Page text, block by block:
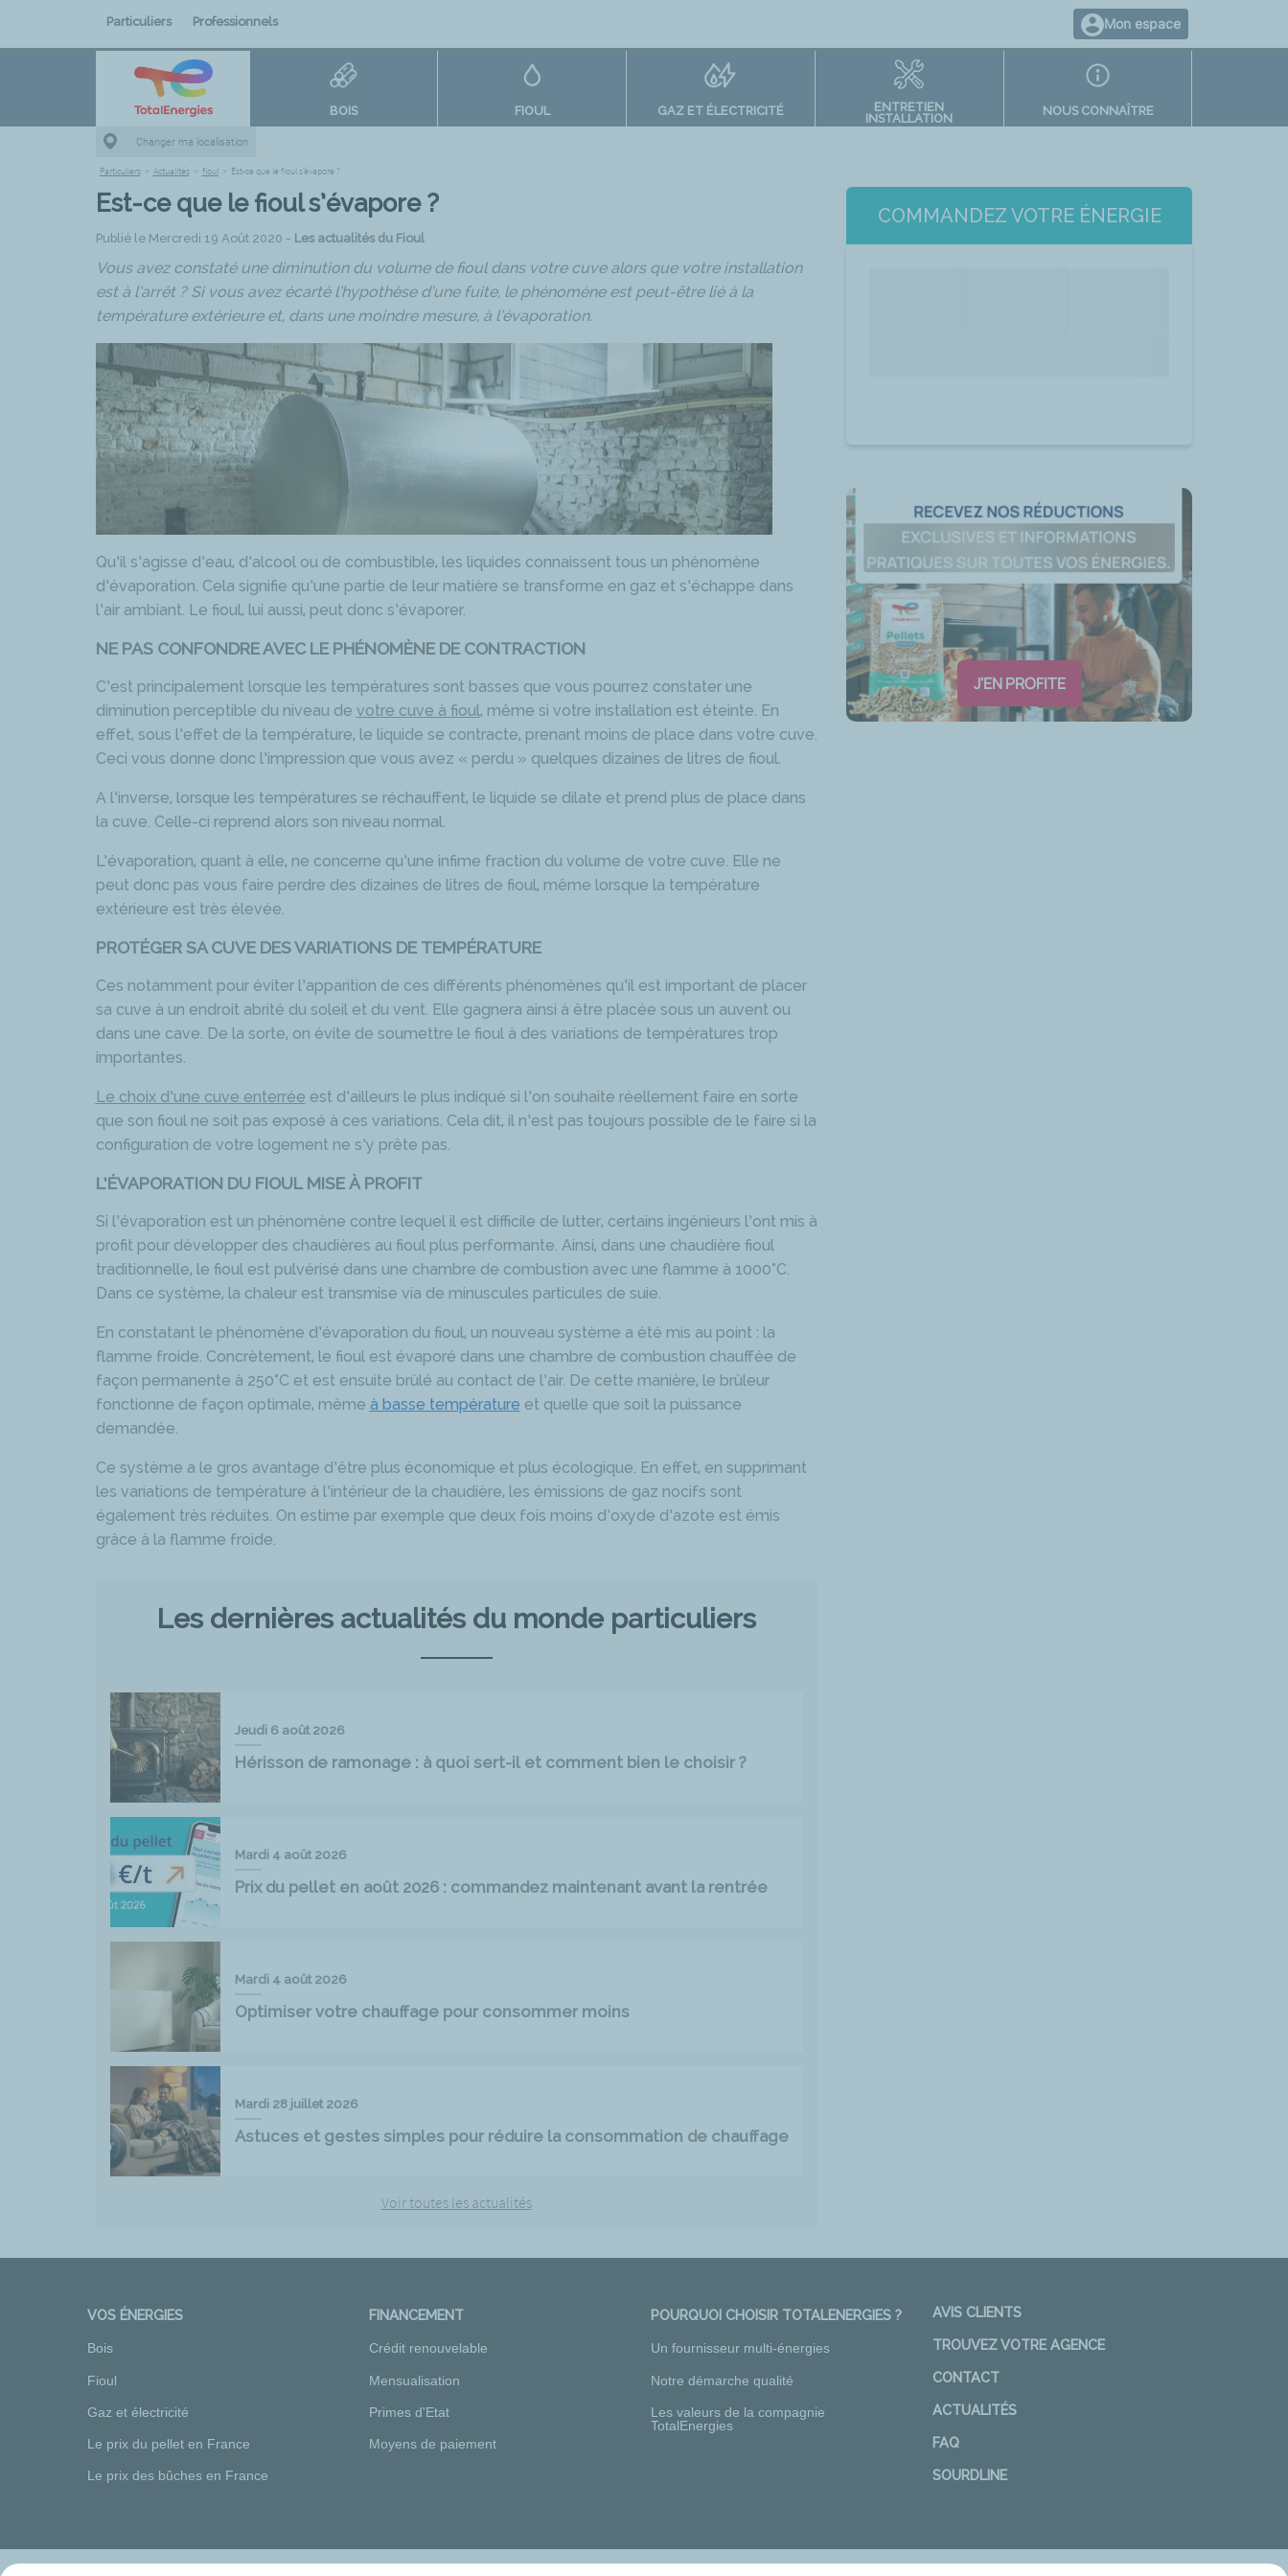
Particuliers Professionnels Mon espace
BOIS FIOUL GAZ ET ÉLECTRICITÉ
ENTRETIEN
INSTALLATION
NOUS CONNAÎTRE
Changer ma localisation
Particuliers > Actualités > fioul > Est-ce que le fioul s’évapore ?
Est-ce que le fioul s’évapore ?
Publié le Mercredi 19 Août 2020 - Les actualités du Fioul
Vous avez constaté une diminution du volume de fioul dans votre cuve alors que votre installation
est à l’arrêt ? Si vous avez écarté l’hypothèse d’une fuite, le phénomène est peut-être lié à la
température extérieure et, dans une moindre mesure, à l’évaporation.
Qu’il s’agisse d’eau, d’alcool ou de combustible, les liquides connaissent tous un phénomène
d’évaporation. Cela signifie qu’une partie de leur matière se transforme en gaz et s’échappe dans
l’air ambiant. Le fioul, lui aussi, peut donc s’évaporer.
NE PAS CONFONDRE AVEC LE PHÉNOMÈNE DE CONTRACTION
C’est principalement lorsque les températures sont basses que vous pourrez constater une
diminution perceptible du niveau de votre cuve à fioul, même si votre installation est éteinte. En
effet, sous l’effet de la température, le liquide se contracte, prenant moins de place dans votre cuve.
Ceci vous donne donc l’impression que vous avez « perdu » quelques dizaines de litres de fioul.
A l’inverse, lorsque les températures se réchauffent, le liquide se dilate et prend plus de place dans
la cuve. Celle-ci reprend alors son niveau normal.
L’évaporation, quant à elle, ne concerne qu’une infime fraction du volume de votre cuve. Elle ne
peut donc pas vous faire perdre des dizaines de litres de fioul, même lorsque la température
extérieure est très élevée.
PROTÉGER SA CUVE DES VARIATIONS DE TEMPÉRATURE
Ces notamment pour éviter l’apparition de ces différents phénomènes qu’il est important de placer
sa cuve à un endroit abrité du soleil et du vent. Elle gagnera ainsi à être placée sous un auvent ou
dans une cave. De la sorte, on évite de soumettre le fioul à des variations de températures trop
importantes.
Le choix d’une cuve enterrée est d’ailleurs le plus indiqué si l’on souhaite réellement faire en sorte
que son fioul ne soit pas exposé à ces variations. Cela dit, il n’est pas toujours possible de le faire si la
configuration de votre logement ne s’y prête pas.
L’ÉVAPORATION DU FIOUL MISE À PROFIT
Si l’évaporation est un phénomène contre lequel il est difficile de lutter, certains ingénieurs l’ont mis à
profit pour développer des chaudières au fioul plus performante. Ainsi, dans une chaudière fioul
traditionnelle, le fioul est pulvérisé dans une chambre de combustion avec une flamme à 1000°C.
Dans ce système, la chaleur est transmise via de minuscules particules de suie.
En constatant le phénomène d’évaporation du fioul, un nouveau système a été mis au point : la
flamme froide. Concrètement, le fioul est évaporé dans une chambre de combustion chauffée de
façon permanente à 250°C et est ensuite brûlé au contact de l’air. De cette manière, le brûleur
fonctionne de façon optimale, même à basse température et quelle que soit la puissance
demandée.
Ce système a le gros avantage d’être plus économique et plus écologique. En effet, en supprimant
les variations de température à l’intérieur de la chaudière, les émissions de gaz nocifs sont
également très réduites. On estime par exemple que deux fois moins d’oxyde d’azote est émis
grâce à la flamme froide.
Les dernières actualités du monde particuliers
Jeudi 6 août 2026
Hérisson de ramonage : à quoi sert-il et comment bien le choisir ?
Mardi 4 août 2026
Prix du pellet en août 2026 : commandez maintenant avant la rentrée
Mardi 4 août 2026
Optimiser votre chauffage pour consommer moins
Mardi 28 juillet 2026
Astuces et gestes simples pour réduire la consommation de chauffage
Voir toutes les actualités
COMMANDEZ VOTRE ÉNERGIE
J'EN PROFITE
VOS ÉNERGIES
Bois
Fioul
Gaz et électricité
Le prix du pellet en France
Le prix des bûches en France
FINANCEMENT
Crédit renouvelable
Mensualisation
Primes d'Etat
Moyens de paiement
POURQUOI CHOISIR TOTALENERGIES ?
Un fournisseur multi-énergies
Notre démarche qualité
Les valeurs de la compagnie
TotalEnergies
AVIS CLIENTS
TROUVEZ VOTRE AGENCE
CONTACT
ACTUALITÉS
FAQ
SOURDLINE